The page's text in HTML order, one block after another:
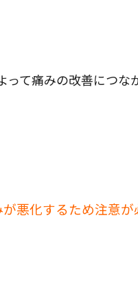
て痛みの改善につな
悪化するため注意が